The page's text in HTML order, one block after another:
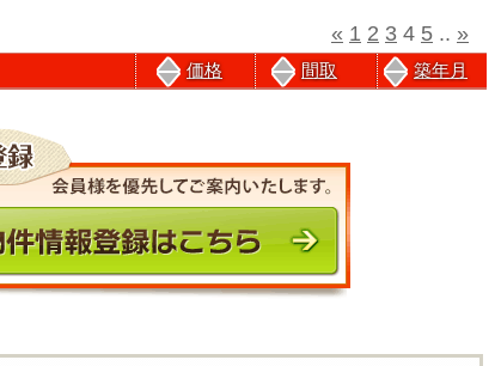
価格 間取 築年月
« 1 2 3 4 5 .. »
前のページにもどる